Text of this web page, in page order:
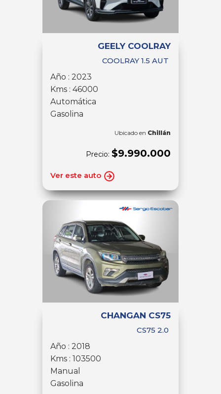
GEELY COOLRAY
COOLRAY 1.5 AUT
Año : 2023
Kms : 46000
Automática
Gasolina
Ubicado en Chillán
Precio: $9.990.000
Ver este auto
CHANGAN CS75
CS75 2.0
Año : 2018
Kms : 103500
Manual
Gasolina